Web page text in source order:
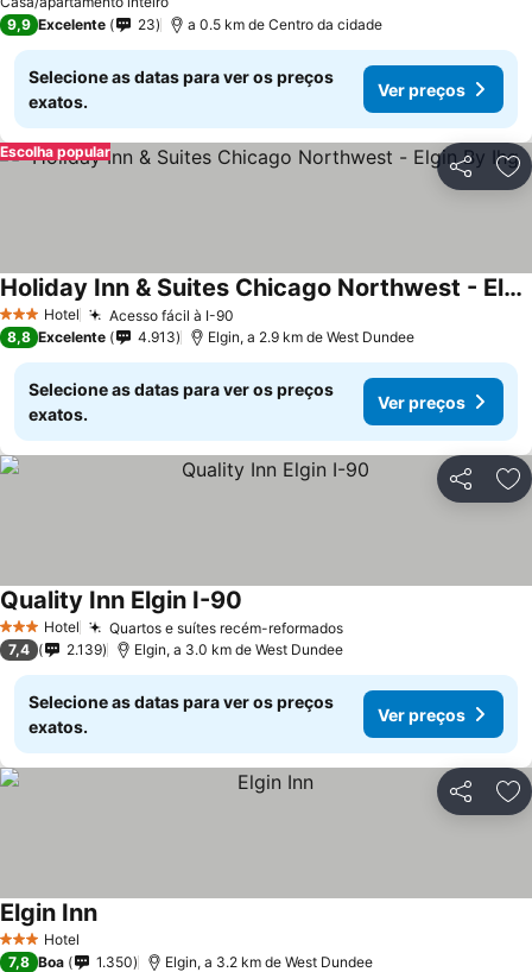
9,9 Excelente 23 a 0.5 km de Centro da cidade
Selecione as datas para ver os preços
exatos.
Ver preços
Partilhar
Escolha popular
3 EstrelasHotel Acesso fácil à I-90
Holiday Inn & Suites Chicago Northwest - Elgin By Ihg
Ver preços
8,8 Excelente 4.913 Elgin, a 2.9 km de West Dundee
Selecione as datas para ver os preços
exatos.
Ver preços
Partilhar
3 EstrelasHotel Quartos e suítes recém-reformadosVer preços
Quality Inn Elgin I-90
7,4 2.139 Elgin, a 3.0 km de West Dundee
Selecione as datas para ver os preços
exatos.
Ver preços
Partilhar
3 EstrelasHotel
Elgin InnVer preços
7,8 Boa 1.350 Elgin, a 3.2 km de West Dundee